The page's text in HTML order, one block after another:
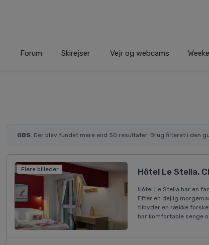
Forum Skirejser Vejr og webcams
OBS: Der blev fundet mere end 50 resultater. Brug filteret i den
Flere billeder Hôtel Le Stella,
Hôtel Le Stella har en
Efter en dejlig
tilbyder en række
har komfortable senge